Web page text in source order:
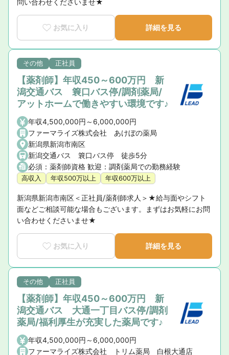
問い合わせくださいませ★
お気に入り 詳細を見る
その他 正社員
【薬剤師】年収450～600万円 新
潟交通バス 簔口バス停/調剤薬局/
アットホームで働きやすい環境です♪
年収4,500,000円～6,000,000円
ファーマライズ株式会社 あけぼの薬局
新潟県新潟市南区
新潟交通バス 簔口バス停 徒歩5分
必須：薬剤師資格 歓迎：調剤薬局での勤務経験
高収入 年収500万以上 年収600万以上
新潟県新潟市南区＜正社員/薬剤師求人＞★給与面やシフト
面などご相談可能な場合もございます。まずはお気軽にお問
い合わせくださいませ★
お気に入り 詳細を見る
その他 正社員
【薬剤師】年収450～600万円 新
潟交通バス 大通一丁目バス停/調剤
薬局/福利厚生が充実した薬局です♪
年収4,500,000円～6,000,000円
ファーマライズ株式会社 トリム薬局 白根大通店